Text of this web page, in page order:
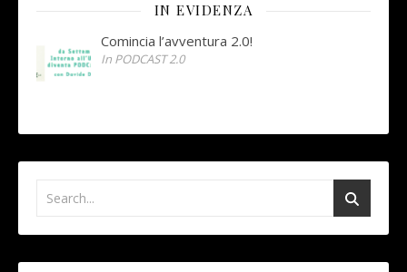
IN EVIDENZA
Comincia l’avventura 2.0!
In PODCAST 2.0